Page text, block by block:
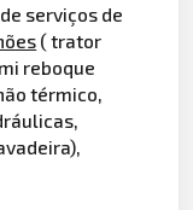
serviços de
( trator
reboque
térmico,